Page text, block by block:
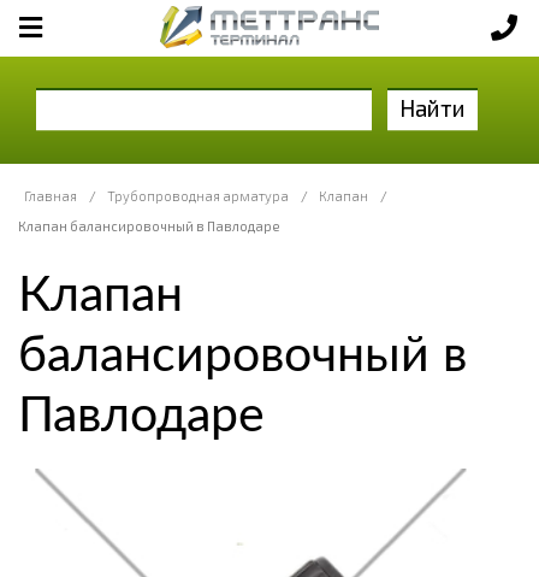
Найти
Главная / Трубопроводная арматура / Клапан
/
Клапан балансировочный в Павлодаре
Клапан
балансировочный в
Павлодаре